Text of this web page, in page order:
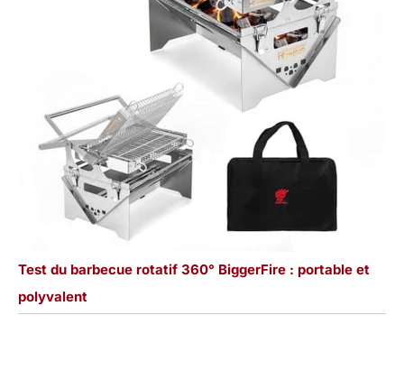
Test du barbecue rotatif 360° BiggerFire : portable et
polyvalent